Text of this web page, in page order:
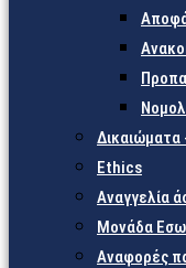
Ethics
Αναγγελία
Μονάδα
Αναφορές